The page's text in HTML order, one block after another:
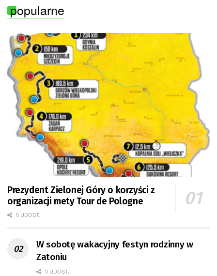
popularne
Prezydent Zielonej Góry o korzyści z
organizacji mety Tour de Pologne
0 UDOST.
W sobotę wakacyjny festyn rodzinny w
Zatoniu
0 UDOST.